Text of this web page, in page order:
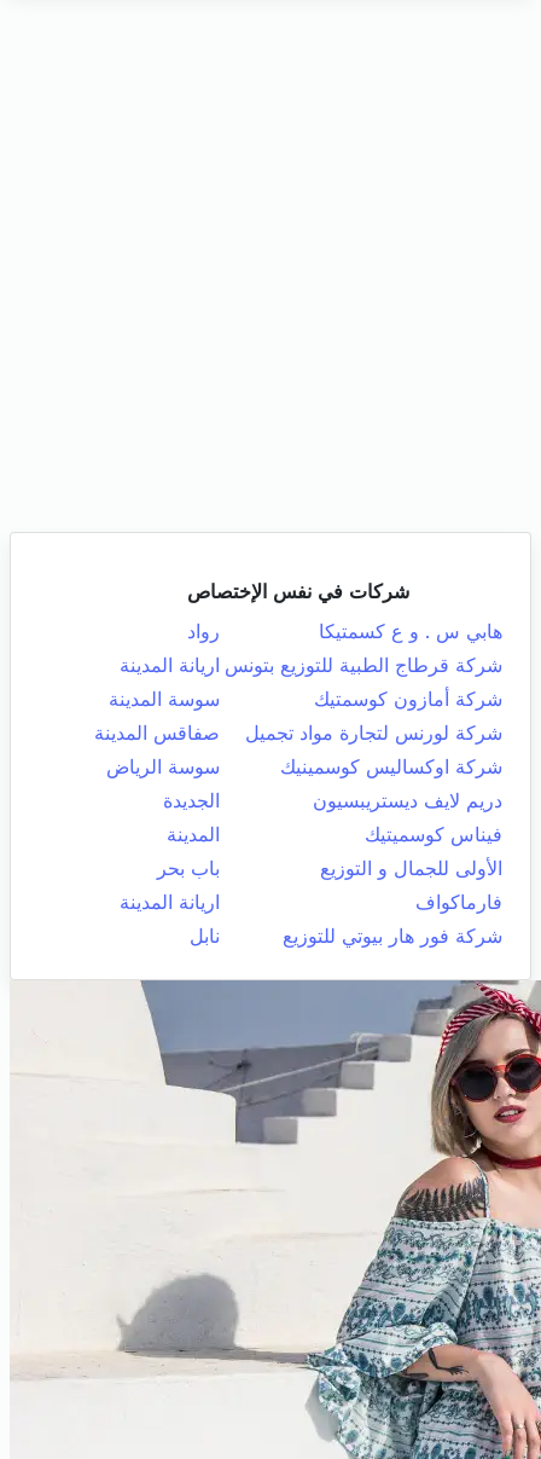
شركات في نفس الإختصاص
هابي س . و ع كسمتيكا
رواد
شركة قرطاج الطبية للتوزيع بتونس اريانة المدينة
شركة أمازون كوسمتيك
سوسة المدينة
شركة لورنس لتجارة مواد تجميل
صفاقس المدينة
شركة اوكساليس كوسمينيك
سوسة الرياض
دريم لايف ديستريبسيون
الجديدة
فيناس كوسميتيك
المدينة
الأولى للجمال و التوزيع
باب بحر
فارماكواف
اريانة المدينة
شركة فور هار بيوتي للتوزيع
نابل